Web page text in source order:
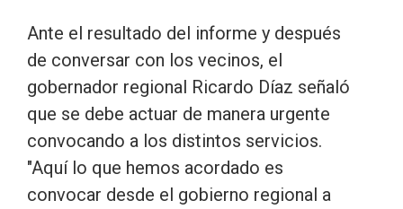
Ante el resultado del informe y después
de conversar con los vecinos, el
gobernador regional Ricardo Díaz señaló
que se debe actuar de manera urgente
convocando a los distintos servicios.
"Aquí lo que hemos acordado es
convocar desde el gobierno regional a